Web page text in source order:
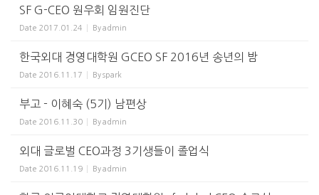
SF G-CEO 원우회 임원진단
Date 2017.01.24 Byadmin
한국외대 경영대학원 GCEO SF 2016년 송년의 밤
Date 2016.11.17 Byspark
부고 - 이혜숙 (5기) 남편상
Date 2016.11.30 Byadmin
외대 글로벌 CEO과정 3기생들이 졸업식
Date 2016.11.19 Byadmin